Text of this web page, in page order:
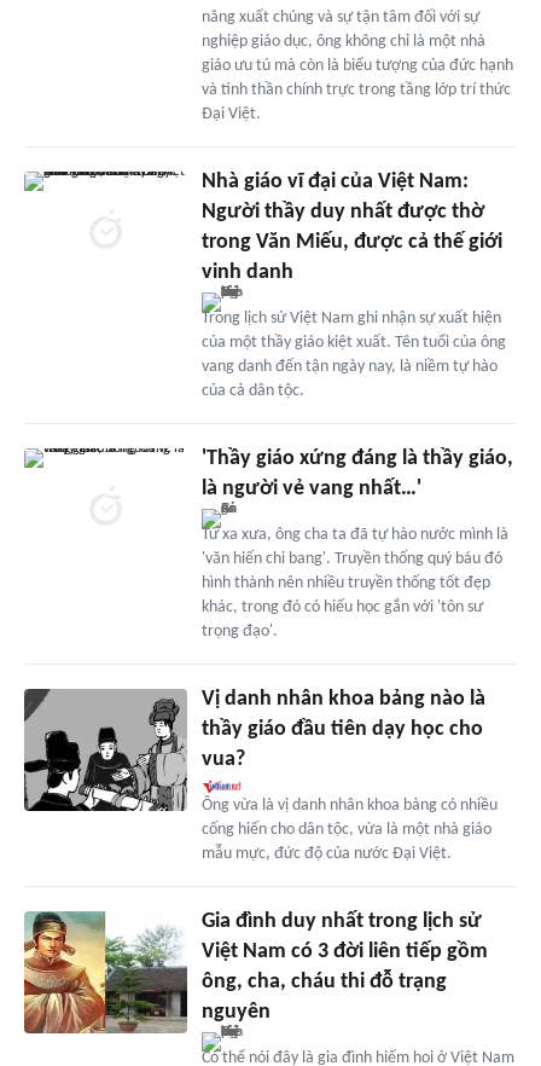
năng xuất chúng và sự tận tâm đối với sự
nghiệp giáo dục, ông không chỉ là một nhà
giáo ưu tú mà còn là biểu tượng của đức hạnh
và tinh thần chính trực trong tầng lớp trí thức
Đại Việt.
Nhà giáo vĩ đại của Việt Nam:
Người thầy duy nhất được thờ
trong Văn Miếu, được cả thế giới
vinh danh
Trong lịch sử Việt Nam ghi nhận sự xuất hiện
của một thầy giáo kiệt xuất. Tên tuổi của ông
vang danh đến tận ngày nay, là niềm tự hào
của cả dân tộc.
'Thầy giáo xứng đáng là thầy giáo,
là người vẻ vang nhất…'
Từ xa xưa, ông cha ta đã tự hào nước mình là
'văn hiến chi bang'. Truyền thống quý báu đó
hình thành nên nhiều truyền thống tốt đẹp
khác, trong đó có hiếu học gắn với 'tôn sư
trọng đạo'.
Vị danh nhân khoa bảng nào là
thầy giáo đầu tiên dạy học cho
vua?
Ông vừa là vị danh nhân khoa bảng có nhiều
cống hiến cho dân tộc, vừa là một nhà giáo
mẫu mực, đức độ của nước Đại Việt.
Gia đình duy nhất trong lịch sử
Việt Nam có 3 đời liên tiếp gồm
ông, cha, cháu thi đỗ trạng
nguyên
Có thể nói đây là gia đình hiếm hoi ở Việt Nam